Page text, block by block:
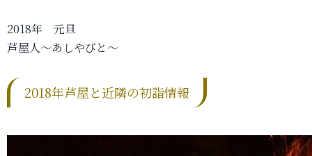
2018年 元旦
芦屋人～あしやびと～
2018年芦屋と近隣の初詣情報